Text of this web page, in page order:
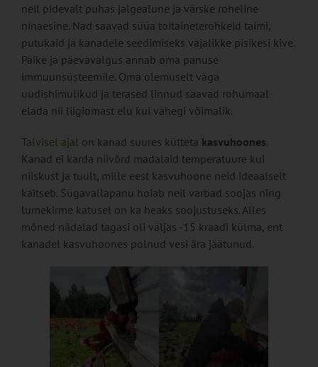
neil pidevalt puhas jalgealune ja värske roheline
ninaesine. Nad saavad süüa toitaineterohkeid taimi,
putukaid ja kanadele seedimiseks vajalikke pisikesi kive.
Päike ja päevavalgus annab oma panuse
immuunsüsteemile. Oma olemuselt väga
uudishimulikud ja terased linnud saavad rohumaal
elada nii liigiomast elu kui vähegi võimalik.
Talvisel ajal on kanad suures kütteta kasvuhoones.
Kanad ei karda niivõrd madalaid temperatuure kui
niiskust ja tuult, mille eest kasvuhoone neid ideaalselt
kaitseb. Sügavallapanu hoiab neil varbad soojas ning
lumekirme katusel on ka heaks soojustuseks. Alles
mõned nädalad tagasi oli väljas -15 kraadi külma, ent
kanadel kasvuhoones polnud vesi ära jäätunud.